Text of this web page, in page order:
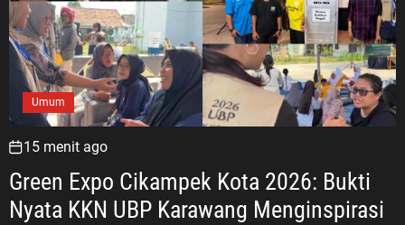
Umum
15 menit ago
Green Expo Cikampek Kota 2026: Bukti
Nyata KKN UBP Karawang Menginspirasi